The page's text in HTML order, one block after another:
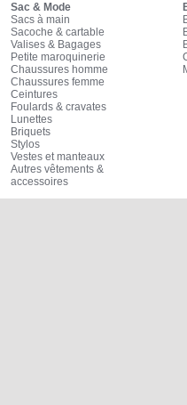
Sac & Mode
Sacs à main
Sacoche & cartable
Valises & Bagages
Petite maroquinerie
Chaussures homme
Chaussures femme
Ceintures
Foulards & cravates
Lunettes
Briquets
Stylos
Vestes et manteaux
Autres vêtements &
accessoires